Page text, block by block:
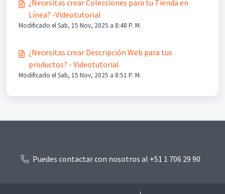
¿Necesitas crear Colecciones para tu Tienda en
Línea? -Videotutorial
Modificado el Sab, 15 Nov, 2025 a 8:48 P. M.
¿Necesitas crear Descripción Web para tus
productos? - Videotutorial
Modificado el Sab, 15 Nov, 2025 a 8:51 P. M.
Puedes contactar con nosotros al +51 1 706 29 90